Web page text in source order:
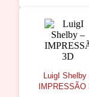
LuigI Shelby
IMPRESSÃO